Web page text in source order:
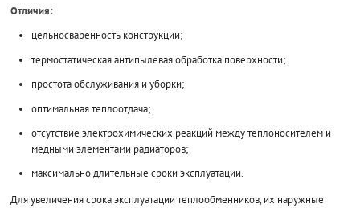
Отличия:
цельносваренность конструкции;
термостатическая антипылевая обработка поверхности;
простота обслуживания и уборки;
оптимальная теплоотдача;
отсутствие электрохимических реакций между теплоносителем и
медными элементами радиаторов;
максимально длительные сроки эксплуатации.
Для увеличения срока эксплуатации теплообменников, их наружные